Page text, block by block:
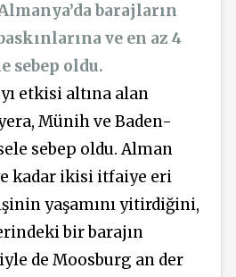
barajların
ve en az 4
sebep oldu.
etkisi altına alan
Münih ve Baden-
sebep oldu. Alman
kadar ikisi itfaiye eri
yaşamını yitirdiğini,
bir barajın
de Moosburg an der